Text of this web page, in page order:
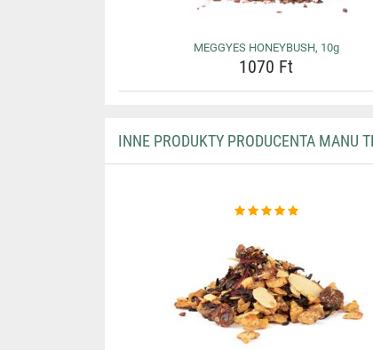
MEGGYES HONEYBUSH, 10g
1070 Ft
INNE PRODUKTY PRODUCENTA MANU